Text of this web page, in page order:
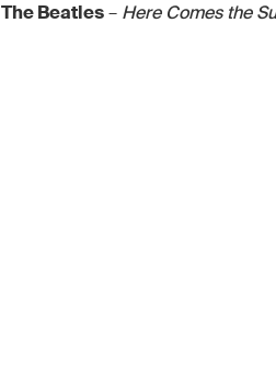
The Beatles– Here Comes the